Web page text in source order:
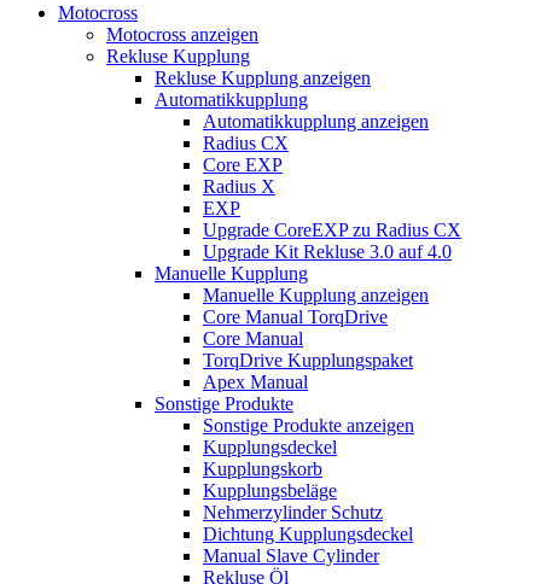
Motocross
Motocross anzeigen
Rekluse Kupplung
Rekluse Kupplung anzeigen
Automatikkupplung
Automatikkupplung anzeigen
Radius CX
Core EXP
Radius X
EXP
Upgrade CoreEXP zu Radius CX
Upgrade Kit Rekluse 3.0 auf 4.0
Manuelle Kupplung
Manuelle Kupplung anzeigen
Core Manual TorqDrive
Core Manual
TorqDrive Kupplungspaket
Apex Manual
Sonstige Produkte
Sonstige Produkte anzeigen
Kupplungsdeckel
Kupplungskorb
Kupplungsbeläge
Nehmerzylinder Schutz
Dichtung Kupplungsdeckel
Manual Slave Cylinder
Rekluse Öl